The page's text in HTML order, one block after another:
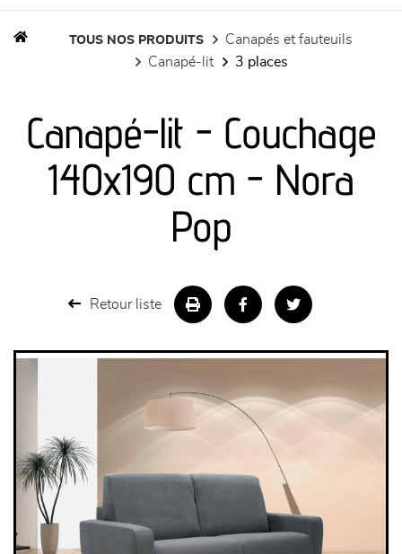
séjours
meubles de complément
chambres et dressing
TOUS NOS PRODUITS
canapés et fauteuils
canapé-lit
3 places
Canapé-lit - Couchage
140x190 cm - Nora
Pop
Retour liste